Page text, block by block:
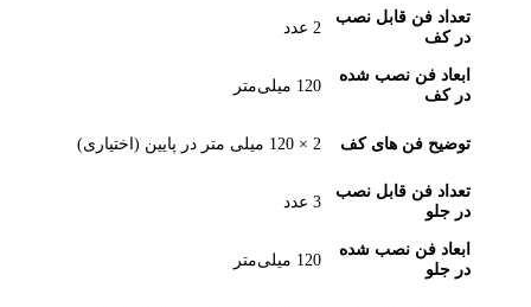
تعداد فن قابل نصب
در کف
2 عدد
ابعاد فن نصب شده
در کف
120 میلی‌متر
توضیح فن های کف 2 × 120 میلی متر در پایین (اختیاری)
تعداد فن قابل نصب
در جلو
3 عدد
ابعاد فن نصب شده
در جلو
120 میلی‌متر